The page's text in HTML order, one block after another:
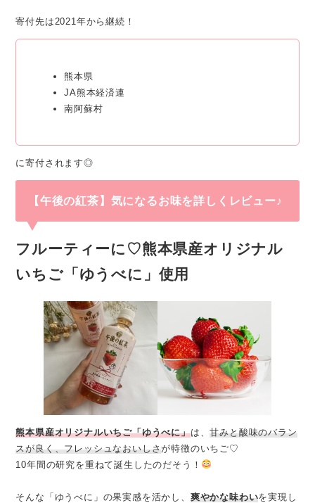
寄付先は2021年から継続！
熊本県
JA熊本経済連
南阿蘇村
に寄付されます◎
【午後の紅茶】気になるお味を詳しくレビュー♪
フルーティーに♡熊本県産オリジナル
いちご「ゆうべに」使用
熊本県産オリジナルいちご「ゆうべに」は、甘みと酸味のバラン
スが良く、フレッシュなおいしさが特徴のいちご♡
10年間の研究を重ねて誕生したのだそう！
そんな「ゆうべに」の果実感を活かし、 爽やかな味わいを実現し